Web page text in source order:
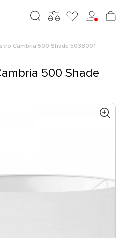
Cambria 500 Shade 5038001
500 Shade